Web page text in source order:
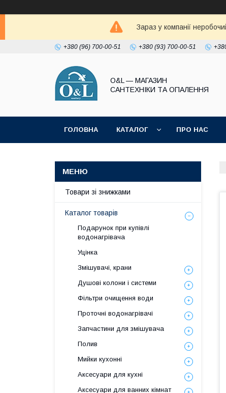
Зараз у компанії
+380 (96) 700-00-51 +380 (93) 700-00-51
O&L — МАГАЗИН
САНТЕХНІКИ ТА ОПАЛЕННЯ
ГОЛОВНА КАТАЛОГ ПРО НАС
Товари зі знижками
Каталог товарів
Подарунок при купівлі
водонагрівача
Уцінка
Змішувачі, крани
Душові колони і системи
Фільтри очищення води
Проточні водонагрівачі
Запчастини для змішувача
Полив
Мийки кухонні
Аксесуари для кухні
Аксесуари для ванних кімнат